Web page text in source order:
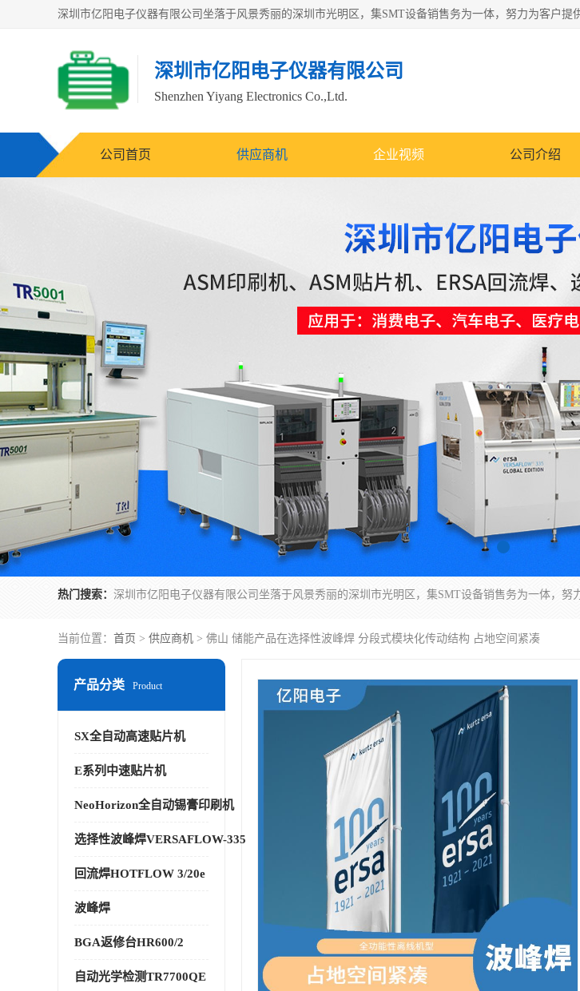
深圳市亿阳电子仪器有限公司
Shenzhen Yiyang Electronics Co.,Ltd.
公司首页 供应商机 企业视频 公司介绍
热门搜索：
当前位置： 首页 > 供应商机 > 佛山 储能产品在选择性波峰焊 分段式模块化传动结构 占地空间紧凑
产品分类 Product
SX全自动高速贴片机
E系列中速贴片机
NeoHorizon全自动锡膏印刷机
选择性波峰焊VERSAFLOW-335
回流焊HOTFLOW 3/20e
波峰焊
BGA返修台HR600/2
自动光学检测TR7700QE